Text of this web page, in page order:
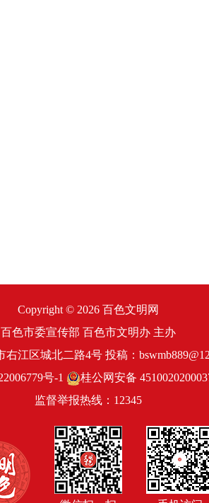
Copyright © 2026 百色文明网
百色市委宣传部 百色市文明办 主办
右江区城北二路4号 投稿：
号-1
桂公网安备
监督举报热线： 12345